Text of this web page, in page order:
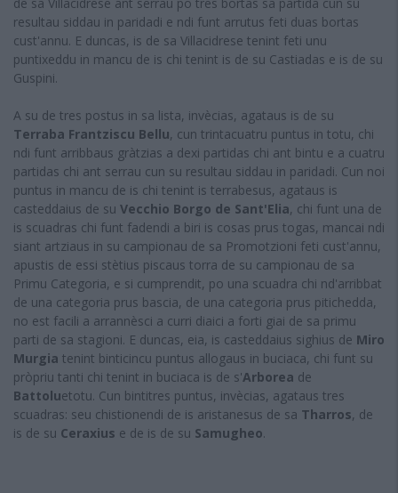
resultau siddau in paridadi e ndi funt arrutus feti duas bortas
cust'annu. E duncas, is de sa Villacidrese tenint feti unu
puntixeddu in mancu de is chi tenint is de su Castiadas e is de su
Guspini.
A su de tres postus in sa lista, invècias, agataus is de su
Terraba Frantziscu Bellu, cun trintacuatru puntus in totu, chi
ndi funt arribbaus gràtzias a dexi partidas chi ant bintu e a cuatru
partidas chi ant serrau cun su resultau siddau in paridadi. Cun noi
puntus in mancu de is chi tenint is terrabesus, agataus is
casteddaius de su Vecchio Borgo de Sant'Elia, chi funt una de
is scuadras chi funt fadendi a biri is cosas prus togas, mancai ndi
siant artziaus in su campionau de sa Promotzioni feti cust'annu,
apustis de essi stètius piscaus torra de su campionau de sa
Primu Categoria, e si cumprendit, po una scuadra chi nd'arribbat
de una categoria prus bascia, de una categoria prus pitichedda,
no est facili a arrannèsci a curri diaici a forti giai de sa primu
parti de sa stagioni. E duncas, eia, is casteddaius sighius de Miro
Murgia tenint binticincu puntus allogaus in buciaca, chi funt su
pròpriu tanti chi tenint in buciaca is de s'Arborea de
Battoluetotu. Cun bintitres puntus, invècias, agataus tres
scuadras: seu chistionendi de is aristanesus de sa Tharros, de
is de su Ceraxius e de is de su Samugheo.